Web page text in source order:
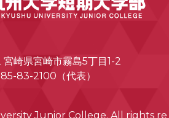
崎県宮崎市霧島5丁目1-2
83-2100（代表）
Junior College. All rights re